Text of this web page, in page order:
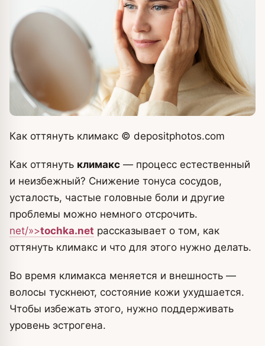
Как оттянуть климакс © depositphotos.com
Как оттянуть климакс — процесс естественный
и неизбежный? Снижение тонуса сосудов,
усталость, частые головные боли и другие
проблемы можно немного отсрочить.
net/»>tochka.net рассказывает о том, как
оттянуть климакс и что для этого нужно делать.
Во время климакса меняется и внешность —
волосы тускнеют, состояние кожи ухудшается.
Чтобы избежать этого, нужно поддерживать
уровень эстрогена.